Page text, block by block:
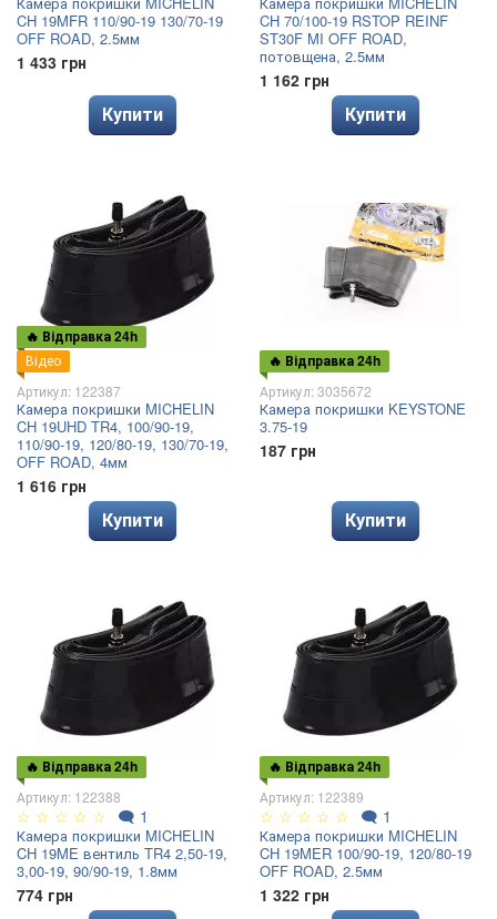
CH 19MFR 110/90-19 130/70-19
OFF ROAD, 2.5мм
1 433 грн
Купити
CH 70/100-19 RSTOP REINF
ST30F MI OFF ROAD,
потовщена, 2.5мм
1 162 грн
Купити
🔥 Відправка 24h
Відео
Артикул: 122387
Камера покришки MICHELIN
CH 19UHD TR4, 100/90-19,
110/90-19, 120/80-19, 130/70-19,
OFF ROAD, 4мм
1 616 грн
Купити
🔥 Відправка 24h
Артикул: 3035672
Камера покришки KEYSTONE
3.75-19
187 грн
Купити
🔥 Відправка 24h
Артикул: 122388
☆ ☆ ☆ ☆ ☆ 🗨 1
Камера покришки MICHELIN
CH 19ME вентиль TR4 2,50-19,
3,00-19, 90/90-19, 1.8мм
774 грн
🔥 Відправка 24h
Артикул: 122389
☆ ☆ ☆ ☆ ☆ 🗨 1
Камера покришки MICHELIN
CH 19MER 100/90-19, 120/80-19
OFF ROAD, 2.5мм
1 322 грн